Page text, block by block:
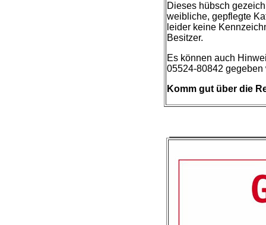
Dieses hübsch
weibliche, gepflegte
leider keine
Besitzer.
Es können auch
05524-80842 gegeben
Komm gut über die